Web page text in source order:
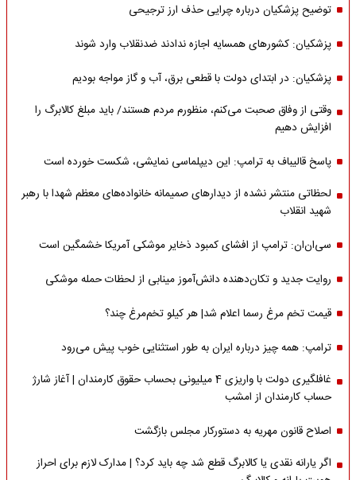
توضیح پزشکیان درباره چرایی حذف ارز ترجیحی
پزشکیان: کشورهای همسایه اجازه ندادند ضدنقلاب وارد شوند
پزشکیان: در ابتدای دولت با قطعی برق، آب و گاز مواجه بودیم
وقتی از وفاق صحبت می‌کنم، منظورم مردم هستند/ باید مبلغ کالابرگ را
افزایش دهیم
پاسخ قالیباف به ترامپ: این دیپلماسی نمایشی، شکست خورده است
لحظاتی منتشر نشده از دیدارهای صمیمانه خانواده‌های معظم شهدا با رهبر
شهید انقلاب
سی‌ان‌ان: ترامپ از افشای کمبود ذخایر موشکی آمریکا خشمگین است
روایت جدید و تکان‌دهنده دانش‌آموز مینابی از لحظات حمله موشکی
قیمت تخم مرغ رسما اعلام شد| هر کیلو تخم‌مرغ چند؟
ترامپ: همه چیز درباره ایران به طور استثنایی خوب پیش می‌رود
غافلگیری دولت با واریزی 4 میلیونی بحساب حقوق کارمندان | آغاز شارژ
حساب کارمندان از امشب
اصلاح قانون مهریه به دستورکار مجلس بازگشت
اگر یارانه نقدی یا کالابرگ قطع شد چه باید کرد؟ | مدارک لازم برای احراز